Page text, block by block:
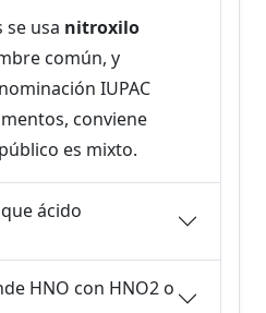
se usa nitroxilo
común, y
IUPAC
conviene
es mixto.
ácido
HNO con HNO2 o